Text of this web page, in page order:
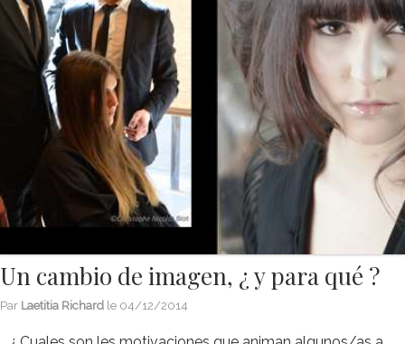
Un cambio de imagen, ¿ y para qué ?
Par Laetitia Richard le 04/12/2014